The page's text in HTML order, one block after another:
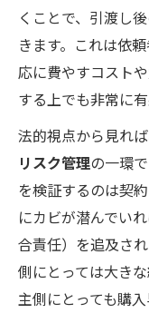
くことで、引渡し
きます。これは依
応に費やすコスト
する上でも非常に有
法的視点から見れ
リスク管理の一環
を検証するのは契
にカビが潜んでい
合責任）を追及さ
側にとっては大き
主側にとっても購